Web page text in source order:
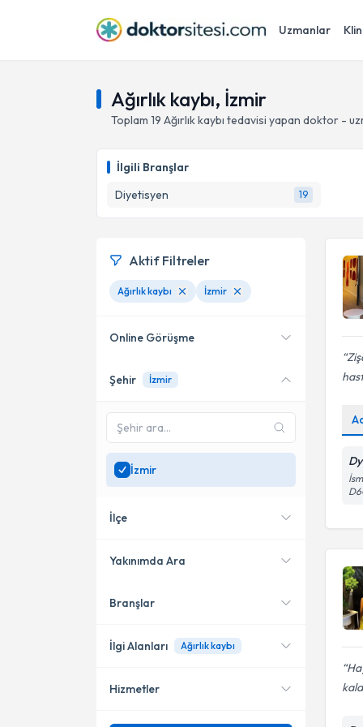
Uzmanlar
Ağırlık kaybı, İzmir
Toplam 19 Ağırlık kaybı tedavisi yapan doktor -
İlgili Branşlar
Diyetisyen
19
Aktif Filtreler
Ağırlık kaybı İzmir
Online Görüşme
Online danışmanlık sunan
Sadeceİzmir
uzman ara
Şehir İzmir
İzmir
İlçe
Karşıyaka
Konak
Yakınımda Ara
Konumuma yakın uzmanları
Branşlar
Diyetisyen
İlgi Alanları Ağırlık kaybı
Hizmetler